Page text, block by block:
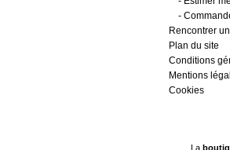
-
Rencontrer
Plan du site
Conditions
Mentions
Cookies
La